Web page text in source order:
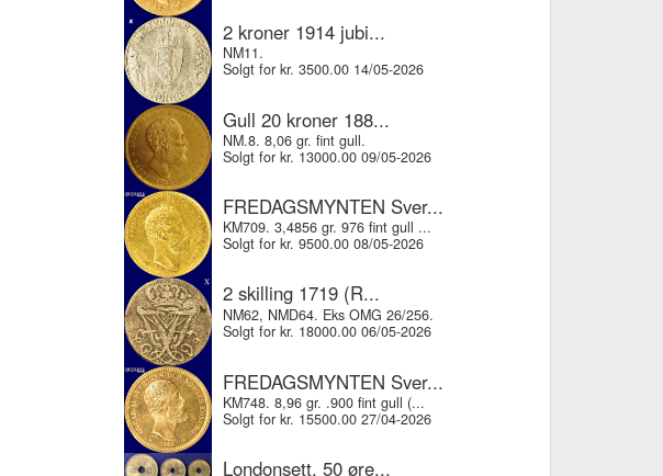
2 kroner 1914 jubi...
NM11.
Solgt for kr. 3500.00 14/05-2026
Gull 20 kroner 188...
NM.8. 8,06 gr. fint gull.
Solgt for kr. 13000.00 09/05-2026
FREDAGSMYNTEN Sver...
KM709. 3,4856 gr. 976 fint gull ...
Solgt for kr. 9500.00 08/05-2026
2 skilling 1719 (R...
NM62, NMD64. Eks OMG 26/256.
Solgt for kr. 18000.00 06/05-2026
FREDAGSMYNTEN Sver...
KM748. 8,96 gr. .900 fint gull (...
Solgt for kr. 15500.00 27/04-2026
Londonsett, 50 øre...